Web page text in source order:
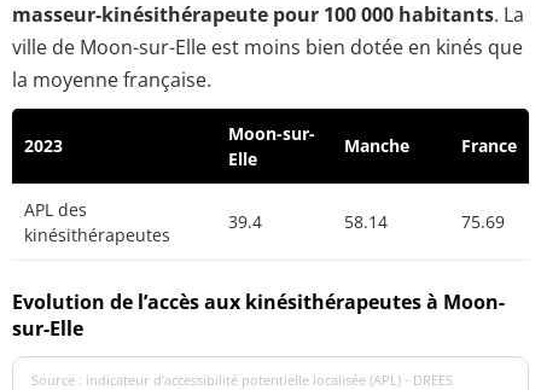
masseur-kinésithérapeute pour 100 000 habitants. La
ville de Moon-sur-Elle est moins bien dotée en kinés que
la moyenne française.
2023
Moon-sur-
Elle
Manche France
APL des
kinésithérapeutes
39.4 58.14 75.69
Evolution de l’accès aux kinésithérapeutes à Moon-
sur-Elle
Source : indicateur d’accessibilité potentielle localisée (APL) - DREES